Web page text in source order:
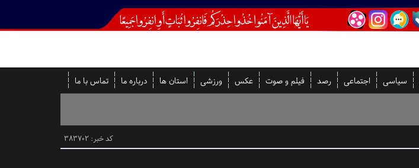
سیاسی اجتماعی رصد فیلم و صوت عکس ورزشی استان ها درباره ما تماس با ما
کد خبر: 383702